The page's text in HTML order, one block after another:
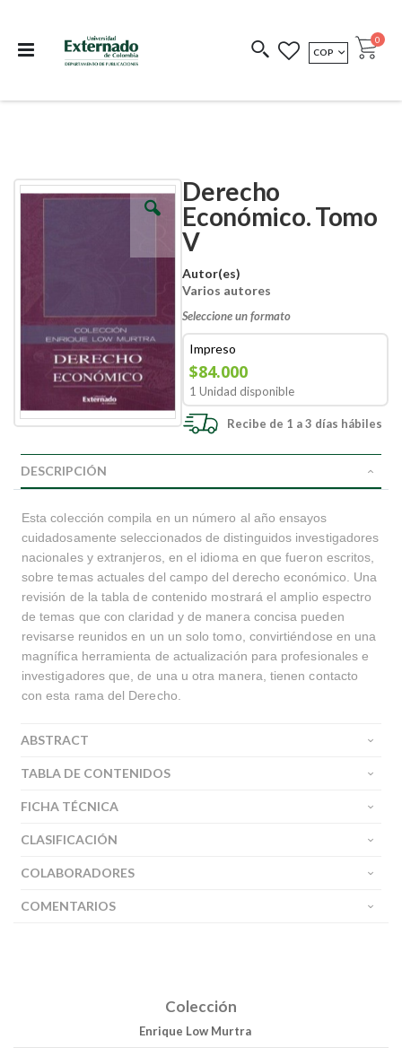
COEDICIONES REDIMIR CÓDIGO
MONEDA
COP Cart
0
Derecho
Económico. Tomo
V
Autor(es)
Varios autores
Seleccione un formato
Impreso
$84.000
1 Unidad disponible
Recibe de 1 a 3 días hábiles
Skip
Skip
DESCRIPCIÓN
Esta colección compila en un número al año ensayos
cuidadosamente seleccionados de distinguidos investigadores
nacionales y extranjeros, en el idioma en que fueron escritos,
sobre temas actuales del campo del derecho económico. Una
revisión de la tabla de contenido mostrará el amplio espectro
de temas que con claridad y de manera concisa pueden
revisarse reunidos en un un solo tomo, convirtiéndose en una
magnífica herramienta de actualización para profesionales e
investigadores que, de una u otra manera, tienen contacto
con esta rama del Derecho.
ABSTRACT
TABLA DE CONTENIDOS
FICHA TÉCNICA
CLASIFICACIÓN
COLABORADORES
COMENTARIOS
Colección
Enrique Low Murtra